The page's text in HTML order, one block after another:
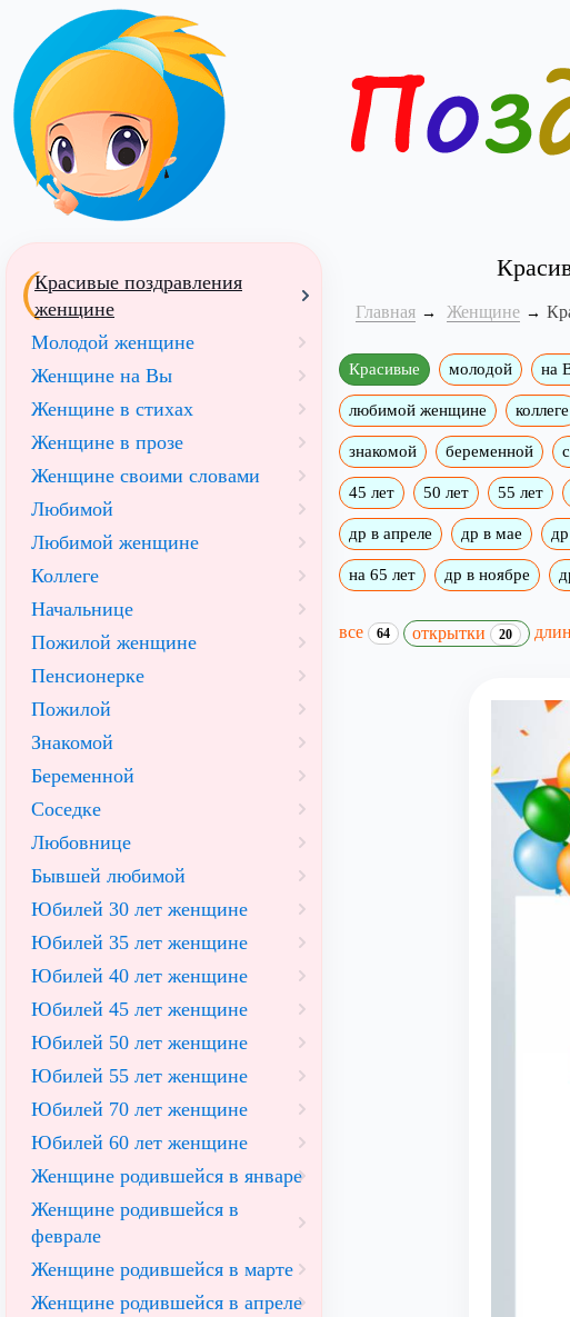
Главная Женщине
Красивые молодой на
любимой женщине коллеге
знакомой беременной
45 лет 50 лет 55 лет
др в апреле др в мае
на 65 лет др в ноябре
все 64 открытки 20
Красивые поздравления
женщине
Молодой женщине
Женщине на Вы
Женщине в стихах
Женщине в прозе
Женщине своими словами
Любимой
Любимой женщине
Коллеге
Начальнице
Пожилой женщине
Пенсионерке
Пожилой
Знакомой
Беременной
Соседке
Любовнице
Бывшей любимой
Юбилей 30 лет женщине
Юбилей 35 лет женщине
Юбилей 40 лет женщине
Юбилей 45 лет женщине
Юбилей 50 лет женщине
Юбилей 55 лет женщине
Юбилей 70 лет женщине
Юбилей 60 лет женщине
Женщине родившейся в январе
Женщине родившейся в
феврале
Женщине родившейся в марте
Женщине родившейся в апреле